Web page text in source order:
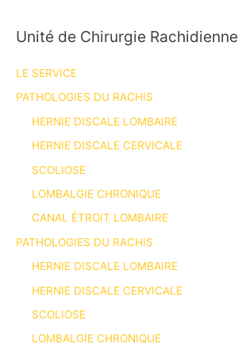
Unité de Chirurgie Rachidienne
LE SERVICE
PATHOLOGIES DU RACHIS
HERNIE DISCALE LOMBAIRE
HERNIE DISCALE CERVICALE
SCOLIOSE
LOMBALGIE CHRONIQUE
CANAL ÉTROIT LOMBAIRE
PATHOLOGIES DU RACHIS
HERNIE DISCALE LOMBAIRE
HERNIE DISCALE CERVICALE
SCOLIOSE
LOMBALGIE CHRONIQUE